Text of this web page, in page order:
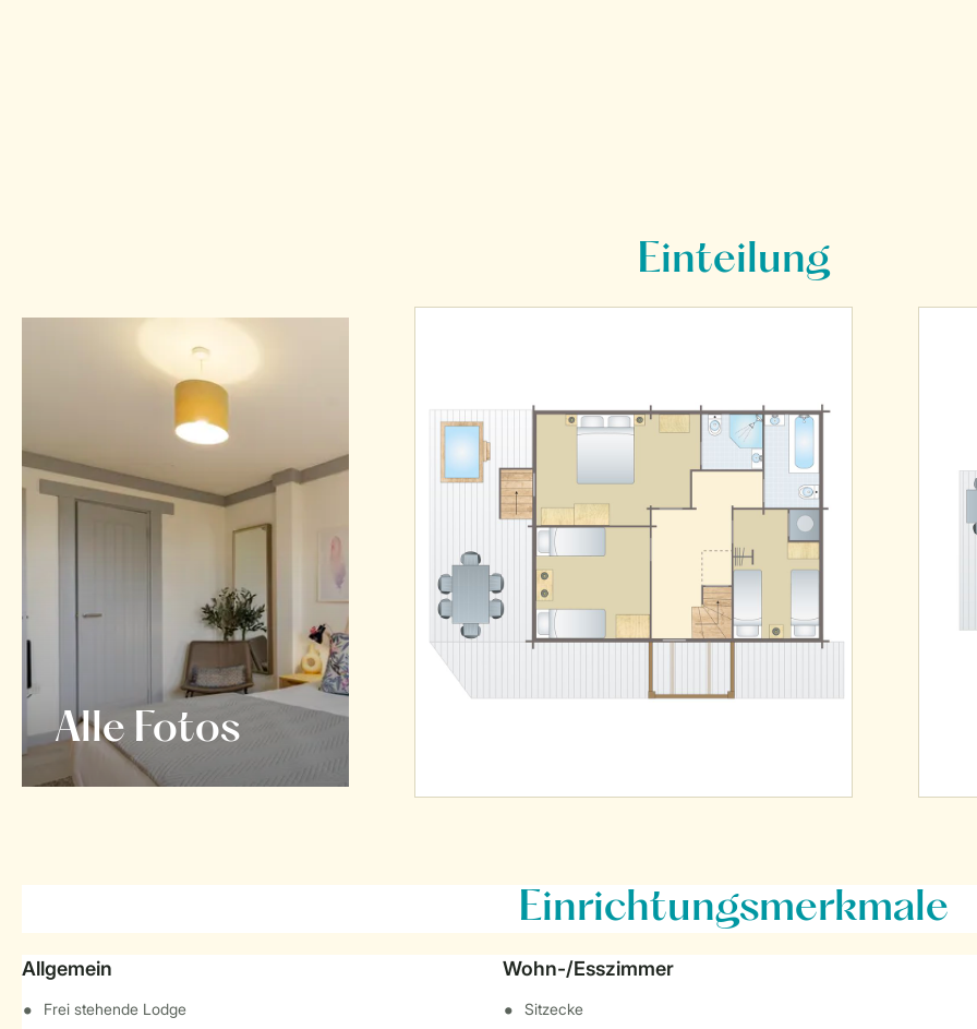
Einteilung
Alle Fotos
Einrichtungsmerkmale
Allgemein
Frei stehende Lodge
Wohn-/Esszimmer
Sitzecke